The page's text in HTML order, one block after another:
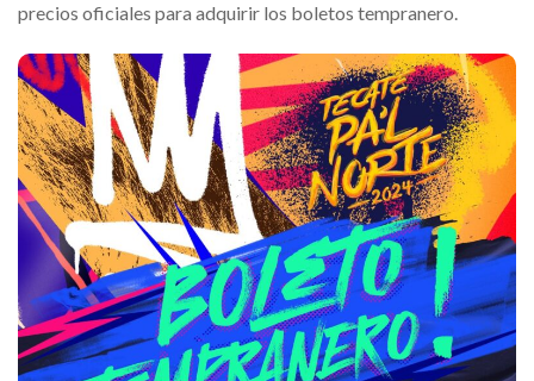
precios oficiales para adquirir los boletos tempranero.